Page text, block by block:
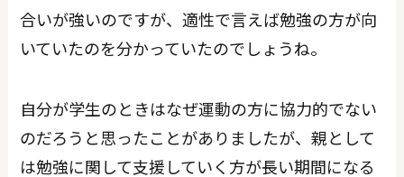
合いが強いのですが、適性で言えば勉強の方が向
いていたのを分かっていたのでしょうね。
自分が学生のときはなぜ運動の方に協力的でない
のだろうと思ったことがありましたが、親として
は勉強に関して支援していく方が長い期間になる